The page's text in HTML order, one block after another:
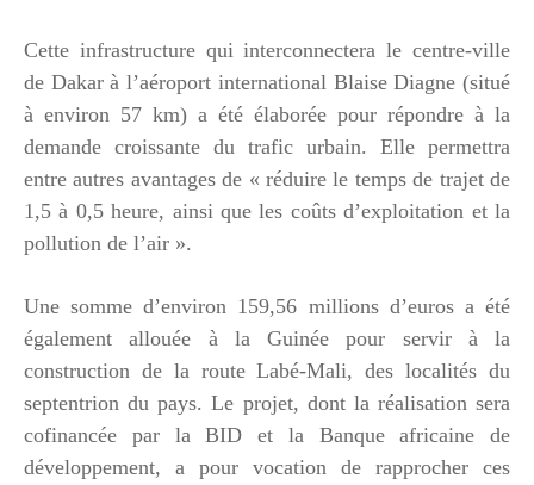
Cette infrastructure qui interconnectera le centre-ville
de Dakar à l’aéroport international Blaise Diagne (situé
à environ 57 km) a été élaborée pour répondre à la
demande croissante du trafic urbain. Elle permettra
entre autres avantages de « réduire le temps de trajet de
1,5 à 0,5 heure, ainsi que les coûts d’exploitation et la
pollution de l’air ».
Une somme d’environ 159,56 millions d’euros a été
également allouée à la Guinée pour servir à la
construction de la route Labé-Mali, des localités du
septentrion du pays. Le projet, dont la réalisation sera
cofinancée par la BID et la Banque africaine de
développement, a pour vocation de rapprocher ces